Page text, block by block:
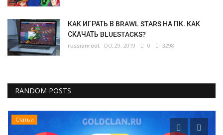
КАК ИГРАТЬ В BRAWL STARS НА ПК. КАК
СКАЧАТЬ BLUESTACKS?
russianroot Oct 29, 2019 0 3298
RANDOM POSTS
Статьи